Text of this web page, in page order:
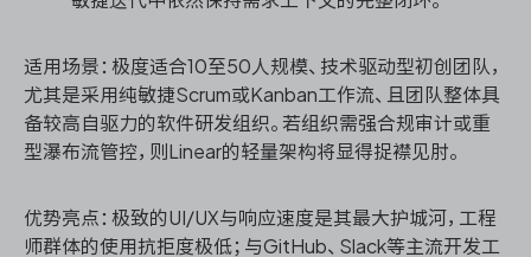
适用场景：极度适合10至50人规模、技术驱动型初创团队，
尤其是采用纯敏捷Scrum或Kanban工作流、且团队整体具
备较高自驱力的软件研发组织。若组织需强合规审计或重
型瀑布流管控，则Linear的轻量架构将显得捉襟见肘。
优势亮点：极致的UI/UX与响应速度是其最大护城河，工程
师群体的使用抗拒度极低；与GitHub、Slack等主流开发工